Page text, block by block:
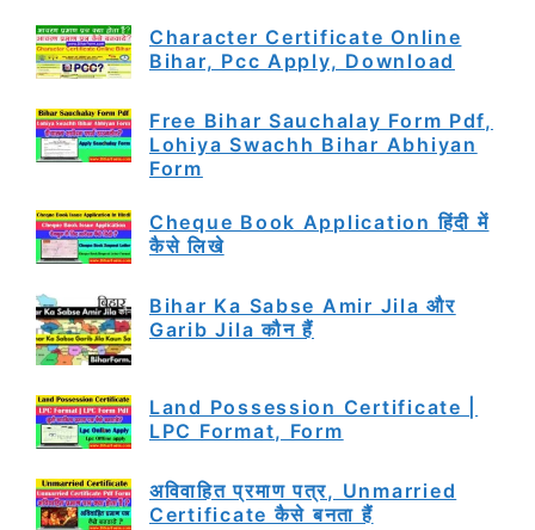
Character Certificate Online
Bihar, Pcc Apply, Download
Free Bihar Sauchalay Form Pdf,
Lohiya Swachh Bihar Abhiyan
Form
Cheque Book Application हिंदी में
कैसे लिखे
Bihar Ka Sabse Amir Jila और
Garib Jila कौन हैं
Land Possession Certificate |
LPC Format, Form
अविवाहित प्रमाण पत्र, Unmarried
Certificate कैसे बनता हैं